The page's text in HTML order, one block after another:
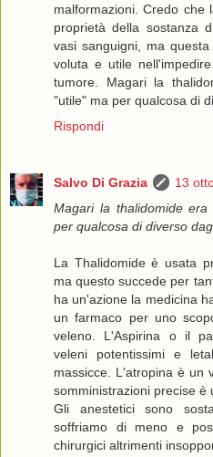
malformazioni. Credo che
proprietà della sostanza
vasi sanguigni, ma
voluta e utile
tumore. Magari la
"utile" ma per qualcosa di
Rispondi
Salvo Di Grazia
13
Magari la thalidomide
per qualcosa di diverso
La Thalidomide è usata
ma questo succede per
ha un'azione la medicina
un farmaco per uno
veleno. L'Aspirina o il
veleni potentissimi e
massicce. L'atropina è un
somministrazioni precise è
Gli anestetici sono
soffriamo di meno e
chirurgici altrimenti